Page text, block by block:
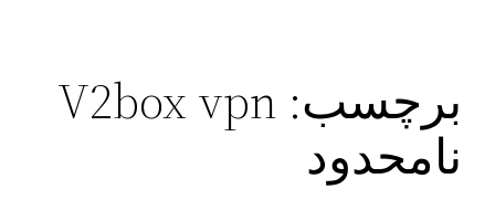
برچسب: V2box vpn
نامحدود